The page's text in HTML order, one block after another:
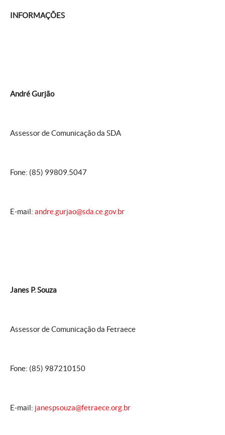
INFORMAÇÕES
André Gurjão
Assessor de Comunicação da SDA
Fone: (85) 99809.5047
E-mail: andre.gurjao@sda.ce.gov.br
Janes P. Souza
Assessor de Comunicação da Fetraece
Fone: (85) 987210150
E-mail: janespsouza@fetraece.org.br